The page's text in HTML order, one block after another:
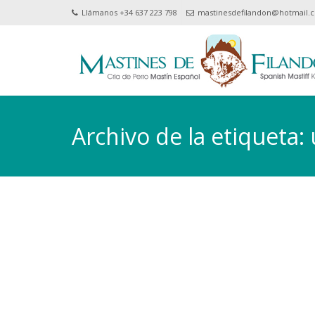
Llámanos +34 637 223 798
Archivo de la